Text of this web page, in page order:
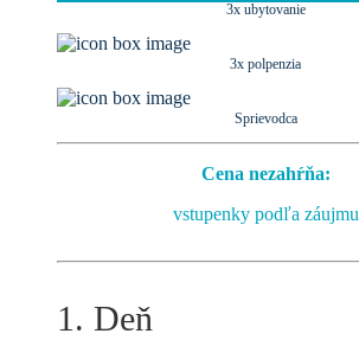
3x ubytovanie
3x polpenzia
Sprievodca
Cena nezahŕňa:
vstupenky podľa záujmu
1. Deň